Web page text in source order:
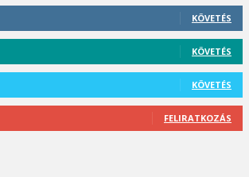
KÖVETÉS
KÖVETÉS
KÖVETÉS
FELIRATKOZÁS